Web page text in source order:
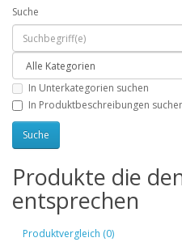
Suche
In Unterkategorien suchen
In Produktbeschreibungen
Produkte die
entsprechen
Produktvergleich (0)